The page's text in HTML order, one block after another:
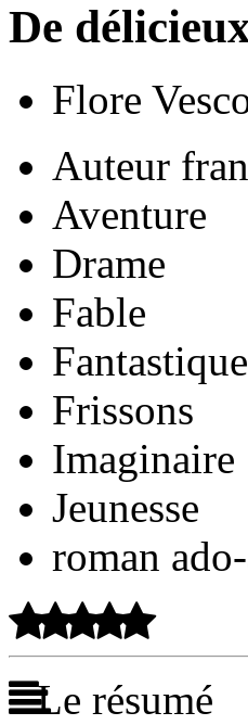
De
Flore
Auteur
Aventure
Drame
Fable
Fantastique
Frissons
Imaginaire
Jeunesse
roman
Le résumé